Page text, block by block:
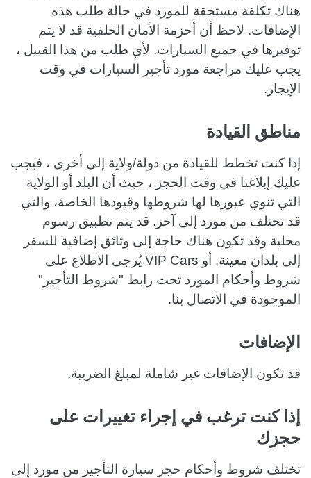
هناك تكلفة مستحقة للمورد في حالة طلب هذه
الإضافات. لاحظ أن أحزمة الأمان الخلفية قد لا يتم
توفيرها في جميع السيارات. لأي طلب من هذا القبيل ،
يجب عليك مراجعة مورد تأجير السيارات في وقت
الإيجار.
مناطق القيادة
إذا كنت تخطط للقيادة من دولة/ولاية إلى أخرى ، فيجب
عليك إبلاغنا في وقت الحجز ، حيث أن البلد أو الولاية
التي تنوي عبورها لها شروطها وقيودها الخاصة، والتي
قد تختلف من مورد إلى آخر. قد يتم تطبيق رسوم
محلية وقد تكون هناك حاجة إلى وثائق إضافية للسفر
إلى بلدان معينة. أو VIP Cars يُرجى الاطلاع على
شروط وأحكام المورد تحت رابط "شروط التأجير"
الموجودة في الاتصال بنا.
الإضافات
قد تكون الإضافات غير شاملة لمبلغ الضريبة.
إذا كنت ترغب في إجراء تغييرات على
حجزك
تختلف شروط وأحكام حجز سيارة التأجير من مورد إلى